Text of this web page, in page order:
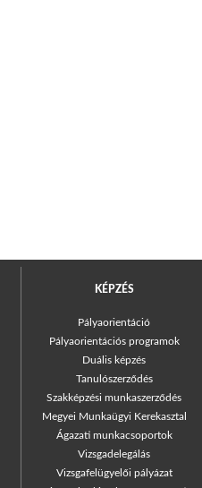
KÉPZÉS
Pályaorientáció
Pályaorientációs programok
Duális képzés
Tanulószerződés
Szakképzési munkaszerződés
Megyei Munkaügyi Kerekasztal
Ágazati munkacsoportok
Vizsgadelegálás
Vizsgafelügyelői pályázat